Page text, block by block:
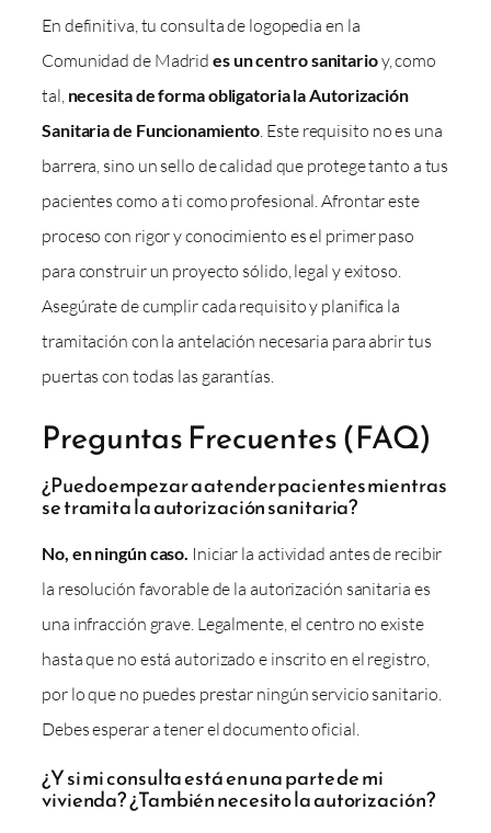
En definitiva, tu consulta de logopedia en la
Comunidad de Madrid es un centro sanitarioy, como
tal, necesita de forma obligatoria la Autorización
Sanitaria de Funcionamiento . Este requisito no es una
barrera, sino un sello de calidad que protege tanto a tus
pacientes como a ti como profesional. Afrontar este
proceso con rigor y conocimiento es el primer paso
para construir un proyecto sólido, legal y exitoso.
Asegúrate de cumplir cada requisito y planifica la
tramitación con la antelación necesaria para abrir tus
puertas con todas las garantías.
Preguntas Frecuentes (FAQ)
¿Puedo empezar a atender pacientes mientras
se tramita la autorización sanitaria?
No, en ningún caso. Iniciar la actividad antes de recibir
la resolución favorable de la autorización sanitaria es
una infracción grave. Legalmente, el centro no existe
hasta que no está autorizado e inscrito en el registro,
por lo que no puedes prestar ningún servicio sanitario.
Debes esperar a tener el documento oficial.
¿Y si mi consulta está en una parte de mi
vivienda? ¿También necesito la autorización?